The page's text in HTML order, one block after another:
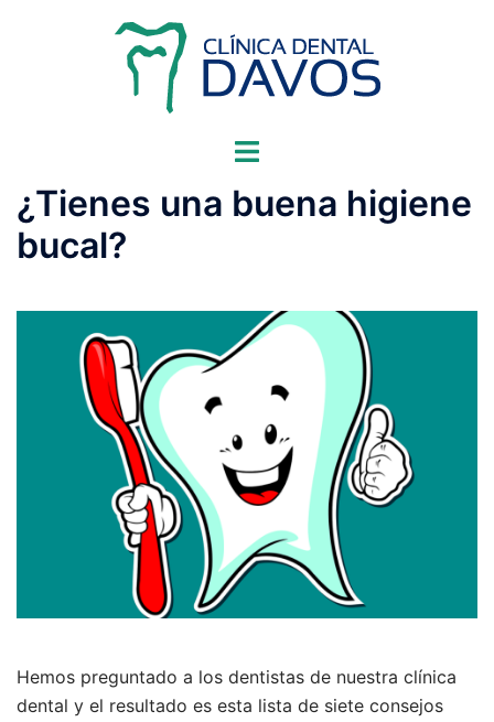
Alternar
¿Tienes una buena higiene
bucal?
Hemos preguntado a los dentistas de nuestra clínica
dental y el resultado es esta lista de siete consejos